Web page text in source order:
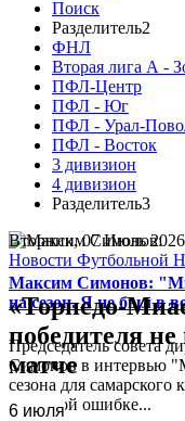
Поиск
Разделитель2
ФНЛ
Вторая лига А -
ПФЛ-Центр
ПФЛ - Юг
ПФЛ - Урал-
ПФЛ - Восток
3 дивизион
4 дивизион
Разделитель3
Максим Симонов: "Мы
на сезон. Я не был в
Председатель совета
Симонов в интервью
сезона для самарского
кадровой ошибке...
Вторник, 07 Июль
Новости Футбольной
«Торпедо-
победителя
матче
6 июля